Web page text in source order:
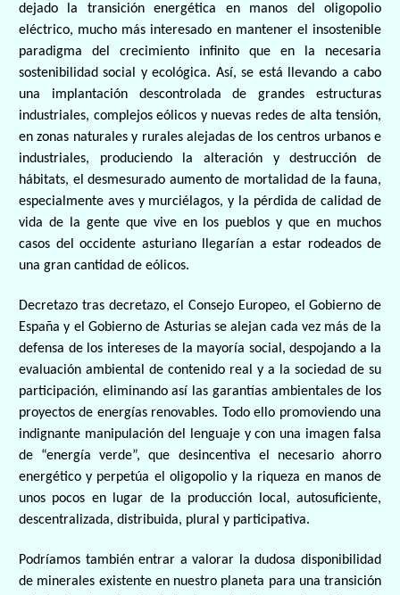
dejado la transición energética en manos del oligopolio
eléctrico, mucho más interesado en mantener el insostenible
paradigma del crecimiento infinito que en la necesaria
sostenibilidad social y ecológica. Así, se está llevando a cabo
una implantación descontrolada de grandes estructuras
industriales, complejos eólicos y nuevas redes de alta tensión,
en zonas naturales y rurales alejadas de los centros urbanos e
industriales, produciendo la alteración ydestrucción de
hábitats, el desmesurado aumento de mortalidad de la fauna,
especialmente aves y murciélagos, y la pérdida de calidad de
vida de la gente que vive en los pueblos y que en muchos
casos del occidente asturiano llegarían a estar rodeados de
una gran cantidad de eólicos.
Decretazo tras decretazo, el Consejo Europeo, el Gobierno de
España y el Gobierno de Asturias se alejan cada vez más de la
defensa de los intereses de la mayoría social, despojando a la
evaluación ambiental de contenido real y a la sociedad de su
participación, eliminando así las garantías ambientales de los
proyectos de energías renovables. Todo ello promoviendo una
indignante manipulación del lenguaje y con una imagen falsa
de “energía verde”, que desincentiva el necesario ahorro
energético y perpetúa el oligopolio y la riqueza en manos de
unos pocos en lugar de la producción local, autosuficiente,
descentralizada, distribuida, plural y participativa.
Podríamos también entrar a valorar la dudosa disponibilidad
de minerales existente en nuestro planeta para una transición